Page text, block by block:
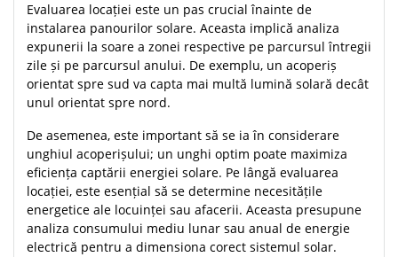
Evaluarea locației este un pas crucial înainte de
instalarea panourilor solare. Aceasta implică analiza
expunerii la soare a zonei respective pe parcursul întregii
zile și pe parcursul anului. De exemplu, un acoperiș
orientat spre sud va capta mai multă lumină solară decât
unul orientat spre nord.
De asemenea, este important să se ia în considerare
unghiul acoperișului; un unghi optim poate maximiza
eficiența captării energiei solare. Pe lângă evaluarea
locației, este esențial să se determine necesitățile
energetice ale locuinței sau afacerii. Aceasta presupune
analiza consumului mediu lunar sau anual de energie
electrică pentru a dimensiona corect sistemul solar.